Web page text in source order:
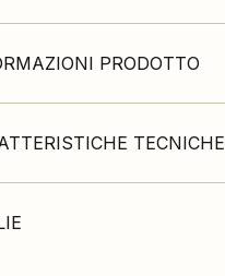
PRODOTTO
TECNICHE